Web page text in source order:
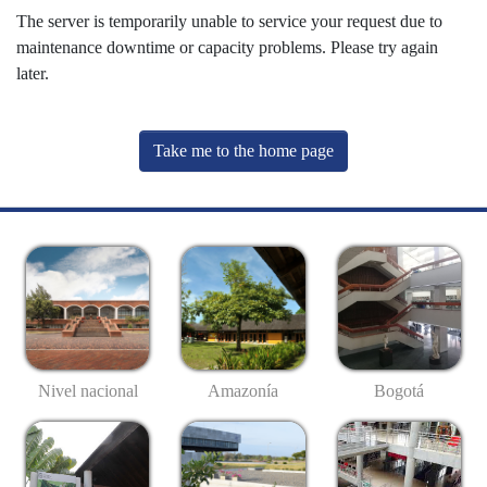
The server is temporarily unable to service your request due to
maintenance downtime or capacity problems. Please try again
later.
Take me to the home page
Nivel nacional Amazonía Bogotá